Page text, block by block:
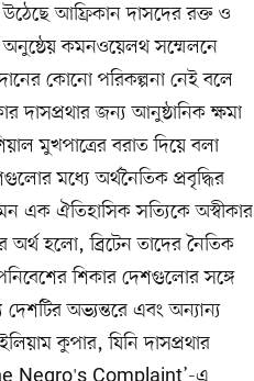
উঠেছে আফ্রিকান দাসদের রক্ত ও
অনুষ্ঠেয় কমনওয়েলথ সম্মেলনে
কোনো পরিকল্পনা নেই বলে
দাসপ্রথার জন্য আনুষ্ঠানিক ক্ষমা
মুখপাত্রের বরাত দিয়ে বলা
মধ্যে অর্থনৈতিক প্রবৃদ্ধির
এক ঐতিহাসিক সত্যিকে অস্বীকার
অর্থ হলো, ব্রিটেন তাদের নৈতিক
শিকার দেশগুলোর সঙ্গে
দেশটির অভ্যন্তরে এবং অন্যান্য
কুপার, যিনি দাসপ্রথার